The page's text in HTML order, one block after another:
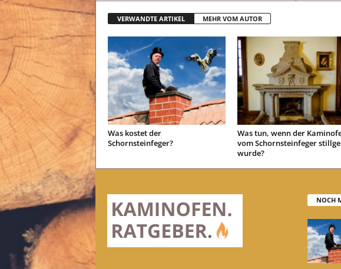
VERWANDTE ARTIKEL MEHR VOM AUTOR
Was kostet der
Schornsteinfeger?
Was tun, wenn der
vom Schornsteinfeger
wurde?
NOCH